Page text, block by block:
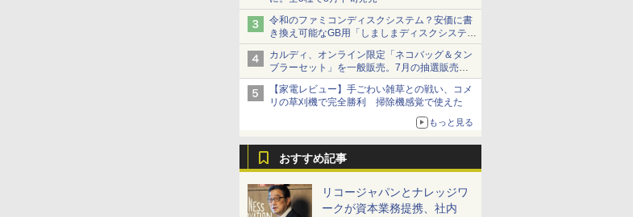
令和のファミコンディスクシステム？安価に書
き換え可能なGB用「しましまディスクシステ
ム」
カルディ、オンライン限定「ネコバッグ＆タン
ブラーセット」を一般販売。7月の抽選販売の
当選無効分
【家電レビュー】手ごわい雑草との戦い、コメ
リの草刈機で完全勝利 掃除機感覚で使えた
もっと見る
おすすめ記事
リコージャパンとナレッジワ
ークが資本業務提携、社内